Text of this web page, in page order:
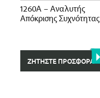
1260A – Αναλυτής
Απόκρισης Συχνότητας
ΖΗΤΉΣΤΕ ΠΡΟΣΦΟΡΆ